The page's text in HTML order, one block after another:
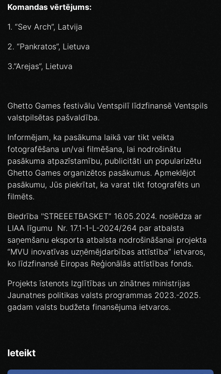
Komandas vērtējums:
1. “Sev Arch”, Latvija
2. “Pankratos”, Lietuva
3.”Arejas”, Lietuva
Ghetto Games festivālu Ventspilī līdzfinansē Ventspils
valstpilsētas pašvaldība.
Informējam, ka pasākuma laikā var tikt veikta
fotografēšana un/vai filmēšana, lai nodrošinātu
pasākuma atpazīstamību, publicitāti un popularizētu
Ghetto Games organizētos pasākumus. Apmeklējot
pasākumu, Jūs piekrītat, ka varat tikt fotografēts un
filmēts.
Biedrība ''STREEETBASKET” 16.05.2024. noslēdza ar
LIAA līgumu Nr. 17.1-1-L-2024/264 par atbalsta
saņemšanu eksporta atbalsta nodrošināšanai projekta
“MVU inovatīvas uzņēmējdarbības attīstība” ietvaros,
ko līdzfinansē Eiropas Reģionālās attīstības fonds.
Projekts īstenots Izglītības un zinātnes ministrijas
Jaunatnes politikas valsts programmas 2023.-2025.
gadam valsts budžeta finansējuma ietvaros.
Ieteikt